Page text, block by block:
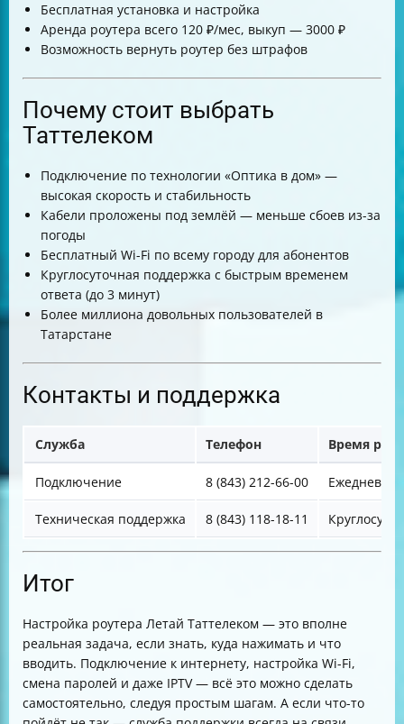
Бесплатная установка и настройка
Аренда роутера всего 120 ₽/мес, выкуп — 3000 ₽
Возможность вернуть роутер без штрафов
Почему стоит выбрать
Таттелеком
Подключение по технологии «Оптика в дом» —
высокая скорость и стабильность
Кабели проложены под землёй — меньше сбоев из-за
погоды
Бесплатный Wi-Fi по всему городу для абонентов
Круглосуточная поддержка с быстрым временем
ответа (до 3 минут)
Более миллиона довольных пользователей в
Татарстане
Контакты и поддержка
Служба Телефон Время
Подключение 8 (843) 212-66-00 Ежедневно
Техническая поддержка 8 (843) 118-18-11
Итог
Настройка роутера Летай Таттелеком — это вполне
реальная задача, если знать, куда нажимать и что
вводить. Подключение к интернету, настройка Wi-Fi,
смена паролей и даже IPTV — всё это можно сделать
самостоятельно, следуя простым шагам. А если что-то